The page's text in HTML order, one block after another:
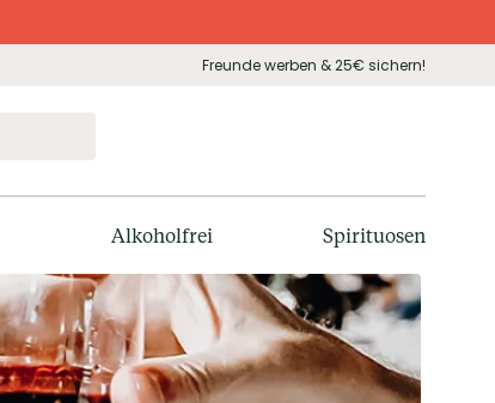
Freunde werben & 25€ sichern!
Alkoholfrei Spirituosen